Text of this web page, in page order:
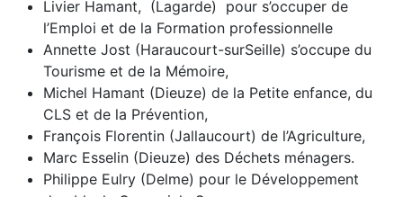
Livier Hamant, (Lagarde) pour s’occuper de
l’Emploi et de la Formation professionnelle
Annette Jost (Haraucourt-surSeille) s’occupe du
Tourisme et de la Mémoire,
Michel Hamant (Dieuze) de la Petite enfance, du
CLS et de la Prévention,
François Florentin (Jallaucourt) de l’Agriculture,
Marc Esselin (Dieuze) des Déchets ménagers.
Philippe Eulry (Delme) pour le Développement